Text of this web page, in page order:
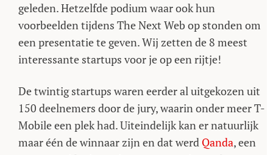
geleden. Hetzelfde podium waar ook hun
voorbeelden tijdens The Next Web op stonden om
een presentatie te geven. Wij zetten de 8 meest
interessante startups voor je op een rijtje!
De twintig startups waren eerder al uitgekozen uit
150 deelnemers door de jury, waarin onder meer T-
Mobile een plek had. Uiteindelijk kan er natuurlijk
maar één de winnaar zijn en dat werd Qanda, een